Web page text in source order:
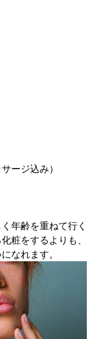
ージ込み）
年齢を重ねて行く
粧をするよりも、
なれます。